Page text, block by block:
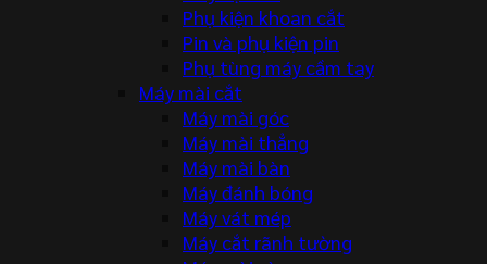
Phụ kiện khoan cắt
Pin và phụ kiện pin
Phụ tùng máy cầm tay
Máy mài cắt
Máy mài góc
Máy mài thẳng
Máy mài bàn
Máy đánh bóng
Máy vát mép
Máy cắt rãnh tường